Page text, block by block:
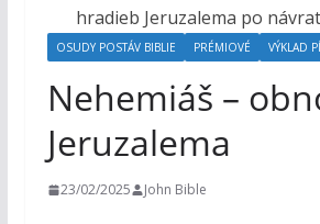
B
o
o
OSUDY POSTÁV BIBLIE PRÉMIOVÉ VÝKLAD
Nehemiáš –
Jeruzalema
23/02/2025 John Bible